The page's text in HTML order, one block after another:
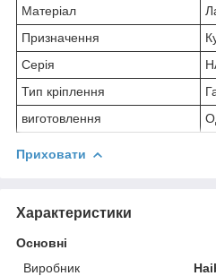
Матеріал
Призначення
Серія
Тип кріплення
виготовлення
Приховати
Характеристики
Основні
Виробник